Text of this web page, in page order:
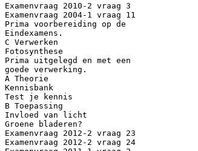
Examenvraag 2010-2 vraag 3
Examenvraag 2004-1 vraag 11
Prima voorbereiding op de
Eindexamens.
C Verwerken
Fotosynthese
Prima uitgelegd en met een
goede verwerking.
A Theorie
Kennisbank
Test je kennis
B Toepassing
Invloed van licht
Groene bladeren?
Examenvraag 2012-2 vraag 23
Examenvraag 2012-2 vraag 24